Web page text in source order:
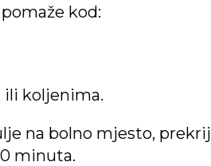
kod:
ili koljenima.
na bolno mjesto,
minuta.